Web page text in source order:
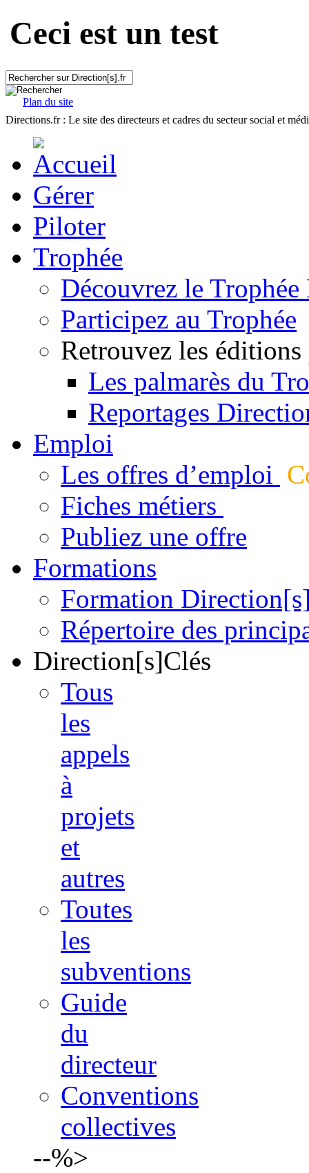
Ceci est un test
Plan du site
Directions.fr : Le site des directeurs et cadres du secteur social et
Gérer
Piloter
Trophée
Découvrez le
Participez au Trophée
Retrouvez les éditions
Les palmarès du
Reportages
Emploi
Les offres d’emploi
Fiches métiers
Publiez une offre
Formations
Formation
Répertoire des
Direction[s]Clés
Tous
les
appels
à
projets
et
autres
Toutes
les
subventions
Guide
du
directeur
Conventions
collectives
--%>